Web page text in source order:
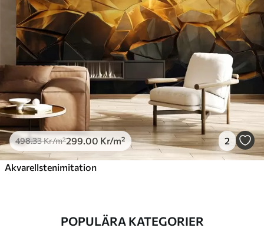
498.33Kr/m²299 .00 Kr/m² 2
Akvarellstenimitation
POPULÄRA KATEGORIER